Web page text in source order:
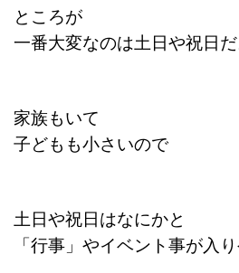
ところが
一番大変なのは土日や祝日だ
家族もいて
子どもも小さいので
土日や祝日はなにかと
「行事」やイベント事が入り